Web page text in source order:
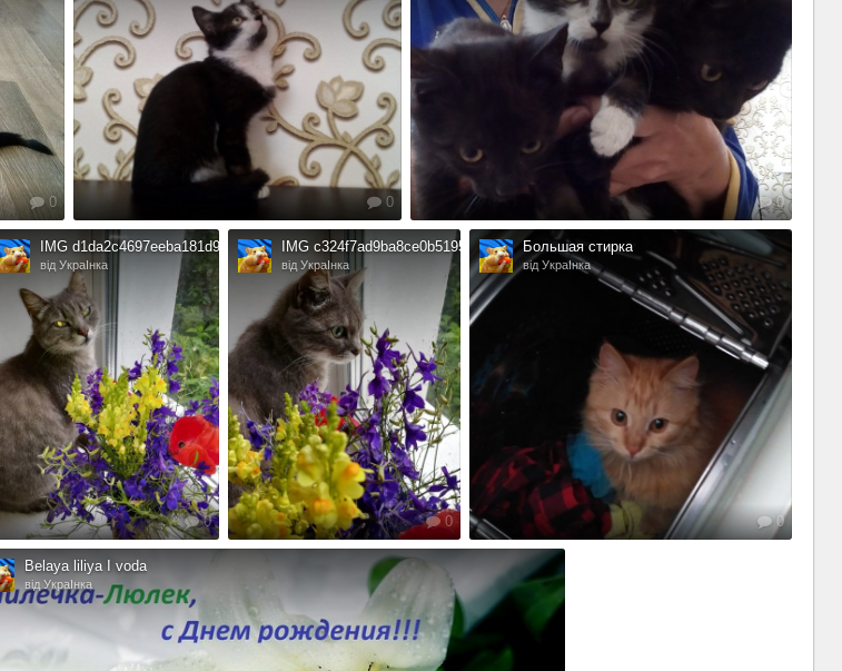
0 0 0
IMG d1da2c4697eeba181d90d171e141c1a2 V
від УкраІнка
0
IMG c324f7ad9ba8ce0b5195f1c36403c53b V
від УкраІнка
0
Большая стирка
від УкраІнка
0
Belaya liliya I voda
від УкраІнка